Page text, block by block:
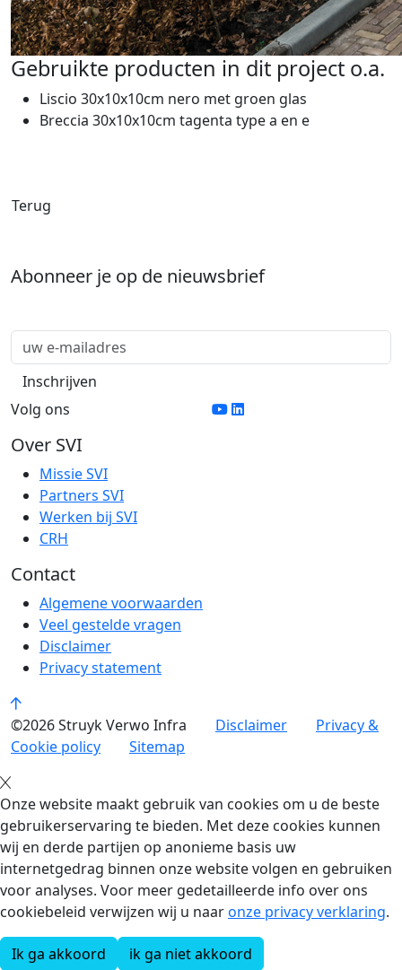
Gebruikte producten in dit project o.a.
Liscio 30x10x10cm nero met groen glas
Breccia 30x10x10cm tagenta type a en e
Terug
Abonneer je op de nieuwsbrief
Volg ons
Over SVI
Missie SVI
Partners SVI
Werken bij SVI
CRH
Contact
Algemene voorwaarden
Veel gestelde vragen
Disclaimer
Privacy statement
©2026 Struyk Verwo Infra Disclaimer
Privacy &
Cookie policy
Sitemap
Onze website maakt gebruik van cookies om u de beste
gebruikerservaring te bieden. Met deze cookies kunnen
wij en derde partijen op anonieme basis uw
internetgedrag binnen onze website volgen en gebruiken
voor analyses. Voor meer gedetailleerde info over ons
cookiebeleid verwijzen wij u naaronze privacy verklaring.
Ik ga akkoord ik ga niet akkoord